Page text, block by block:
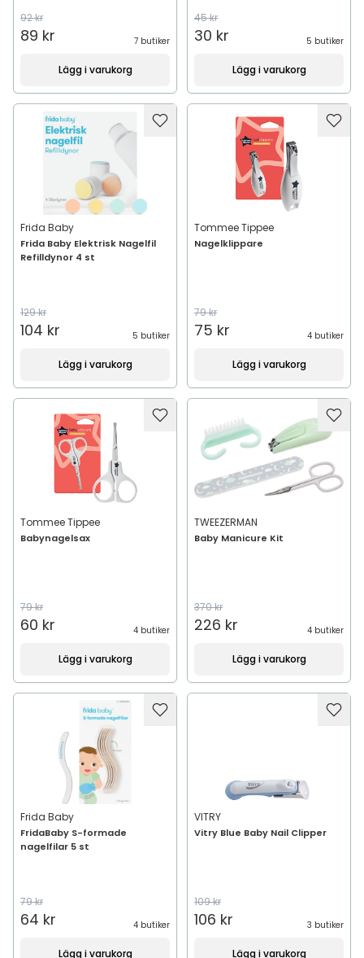
92 kr
89 kr 7 butiker
Lägg i varukorg
45 kr
30 kr 5 butiker
Lägg i varukorg
Frida Baby
Frida Baby Elektrisk Nagelfil
Refilldynor 4 st
129 kr
104 kr 5 butiker
Lägg i varukorg
Tommee Tippee
Nagelklippare
79 kr
75 kr 4 butiker
Lägg i varukorg
Tommee Tippee
Babynagelsax
79 kr
60 kr 4 butiker
Lägg i varukorg
TWEEZERMAN
Baby Manicure Kit
370 kr
226 kr 4 butiker
Lägg i varukorg
Frida Baby
FridaBaby S-formade
nagelfilar 5 st
79 kr
64 kr 4 butiker
Lägg i varukorg
VITRY
Vitry Blue Baby Nail Clipper
109 kr
106 kr 3 butiker
Lägg i varukorg